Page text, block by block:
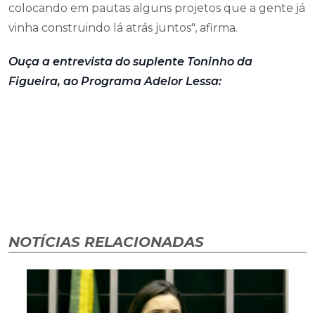
colocando em pautas alguns projetos que a gente já
vinha construindo lá atrás juntos", afirma.
Ouça a entrevista do suplente Toninho da
Figueira, ao Programa Adelor Lessa:
NOTÍCIAS RELACIONADAS